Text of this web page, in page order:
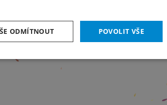
POVOLIT VŠE
ODMÍTNOUT